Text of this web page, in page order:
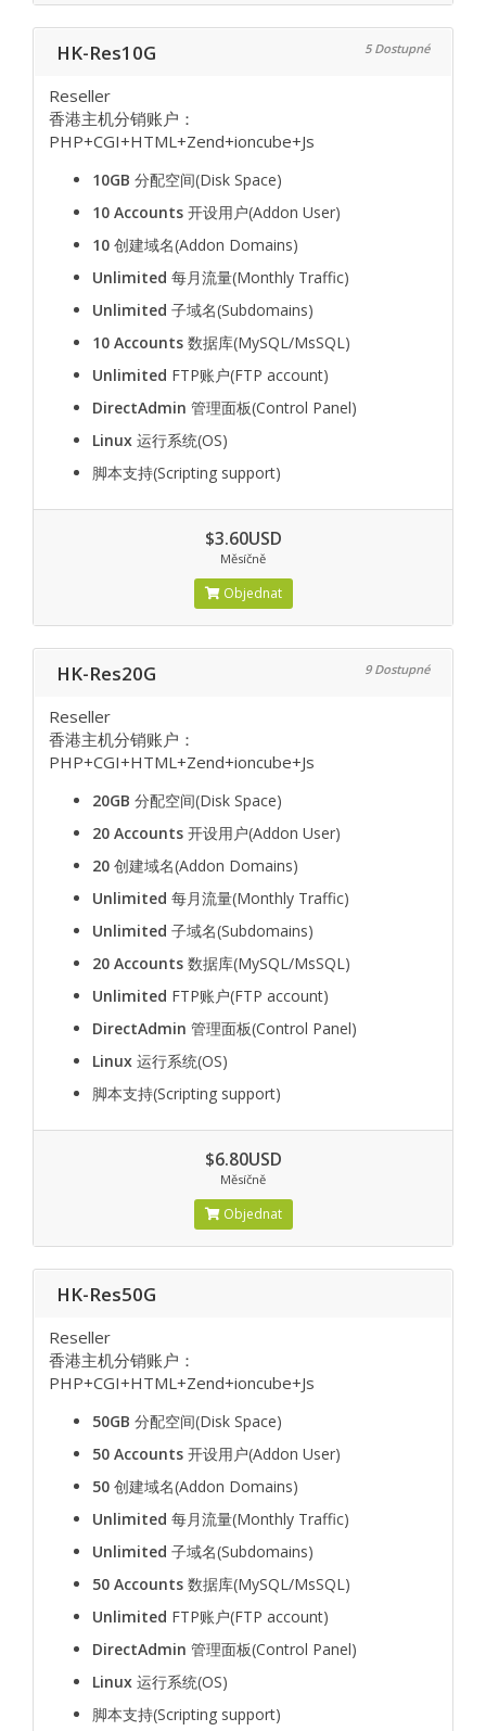
HK-Res10G 5 Dostupné
Reseller
香港主机分销账户：
PHP+CGI+HTML+Zend+ioncube+Js
10GB 分配空间(Disk Space)
10 Accounts 开设用户(Addon User)
10 创建域名(Addon Domains)
Unlimited 每月流量(Monthly Traffic)
Unlimited 子域名(Subdomains)
10 Accounts 数据库(MySQL/MsSQL)
Unlimited FTP账户(FTP account)
DirectAdmin 管理面板(Control Panel)
Linux 运行系统(OS)
脚本支持(Scripting support)
$3.60USD
Měsíčně
Objednat
HK-Res20G 9 Dostupné
Reseller
香港主机分销账户：
PHP+CGI+HTML+Zend+ioncube+Js
20GB 分配空间(Disk Space)
20 Accounts 开设用户(Addon User)
20 创建域名(Addon Domains)
Unlimited 每月流量(Monthly Traffic)
Unlimited 子域名(Subdomains)
20 Accounts 数据库(MySQL/MsSQL)
Unlimited FTP账户(FTP account)
DirectAdmin 管理面板(Control Panel)
Linux 运行系统(OS)
脚本支持(Scripting support)
$6.80USD
Měsíčně
Objednat
HK-Res50G
Reseller
香港主机分销账户：
PHP+CGI+HTML+Zend+ioncube+Js
50GB 分配空间(Disk Space)
50 Accounts 开设用户(Addon User)
50 创建域名(Addon Domains)
Unlimited 每月流量(Monthly Traffic)
Unlimited 子域名(Subdomains)
50 Accounts 数据库(MySQL/MsSQL)
Unlimited FTP账户(FTP account)
DirectAdmin 管理面板(Control Panel)
Linux 运行系统(OS)
脚本支持(Scripting support)